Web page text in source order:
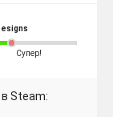
Супер!
Steam: